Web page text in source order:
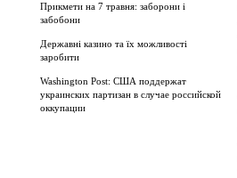
Прикмети на 7 травня: заборони і
забобони
Державні казино та їх можливості
заробити
Washington Post: США поддержат
украинских партизан в случае российской
оккупации